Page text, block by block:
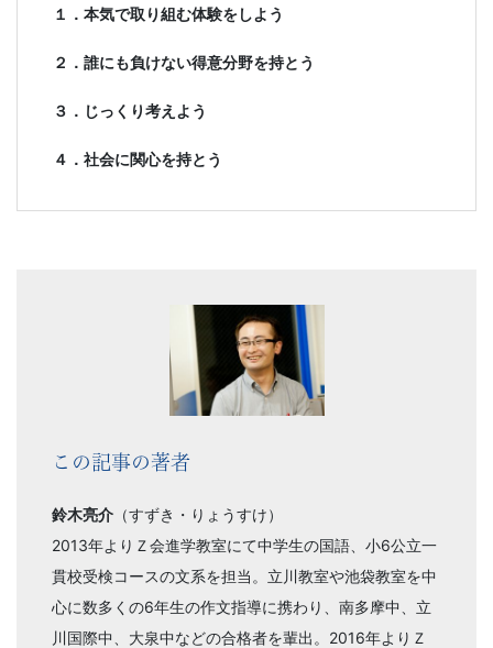
１．本気で取り組む体験をしよう
２．誰にも負けない得意分野を持とう
３．じっくり考えよう
４．社会に関心を持とう
この記事の著者
鈴木亮介 （すずき・りょうすけ）
2013年よりＺ会進学教室にて中学生の国語、小6公立一
貫校受検コースの文系を担当。立川教室や池袋教室を中
心に数多くの6年生の作文指導に携わり、南多摩中、立
川国際中、大泉中などの合格者を輩出。2016年よりＺ